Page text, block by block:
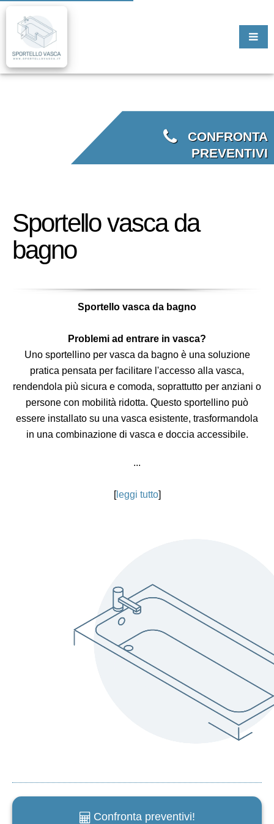
CONFRONTA
PREVENTIVI
Sportello vasca da
bagno
Sportello vasca da bagno
Problemi ad entrare in vasca?
Uno sportellino per vasca da bagno è una soluzione
pratica pensata per facilitare l'accesso alla vasca,
rendendola più sicura e comoda, soprattutto per anziani o
persone con mobilità ridotta. Questo sportellino può
essere installato su una vasca esistente, trasformandola
in una combinazione di vasca e doccia accessibile.
...
[leggi tutto]
eConfronta preventivi!